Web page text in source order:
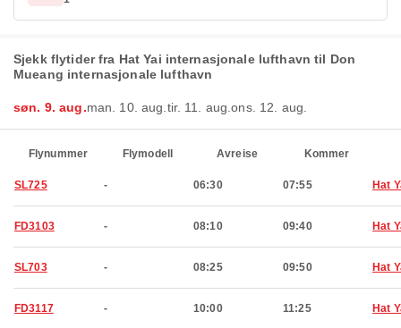
Sjekk flytider fra Hat Yai internasjonale lufthavn til Don
Mueang internasjonale lufthavn
søn. 9. aug.man. 10. aug. tir. 11. aug.ons. 12. aug.
Flynummer Flymodell Avreise Kommer
SL725 - 06:30 07:55 Hat
FD3103 - 08:10 09:40 Hat
SL703 - 08:25 09:50 Hat
FD3117 - 10:00 11:25 Hat